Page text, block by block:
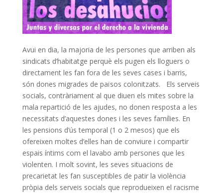
Avui en dia, la majoria de les persones que arriben als
sindicats d’habitatge perquè els pugen els lloguers o
directament les fan fora de les seves cases i barris,
són dones migrades de països colonitzats. Els serveis
socials, contràriament al que diuen els mites sobre la
mala repartició de les ajudes, no donen resposta a les
necessitats d’aquestes dones i les seves famílies. En
les pensions d’ús temporal (1 o 2 mesos) que els
ofereixen moltes d’elles han de conviure i compartir
espais íntims com el lavabo amb persones que les
violenten. I molt sovint, les seves situacions de
precarietat les fan susceptibles de patir la violència
pròpia dels serveis socials que reprodueixen el racisme